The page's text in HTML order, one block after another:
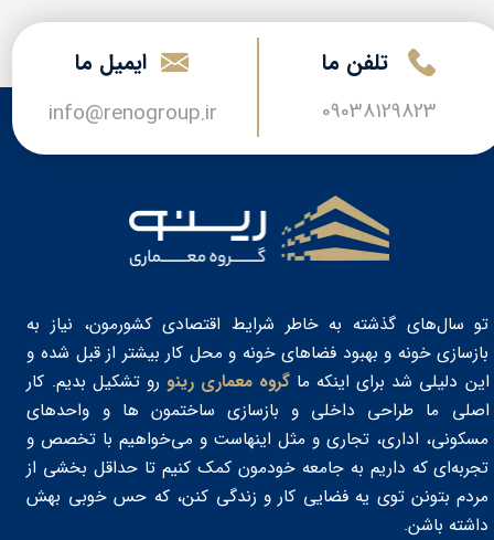
تو سال‌های گذشته به خاطر شرایط اقتصادی کشورمون، نیاز به
بازسازی خونه و بهبود فضاهای خونه و محل کار بیشتر از قبل شده و
این دلیلی شد برای اینکه ما گروه معماری رینو رو تشکیل بدیم. کار
اصلی ما طراحی داخلی و بازسازی ساختمون‌ ها و واحدهای
مسکونی، اداری، تجاری و مثل اینهاست و می‌خواهیم با تخصص و
تجربه‌ای که داریم به جامعه خودمون کمک کنیم تا حداقل بخشی از
مردم بتونن توی یه فضایی کار و زندگی کنن، که حس خوبی بهش
داشته باشن. ​​​​​​​
​​ایمیل ما
​​​​info@renogroup.ir
تلفن ما
09038129823